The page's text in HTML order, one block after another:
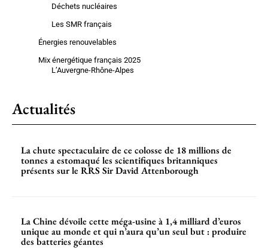
Déchets nucléaires
Les SMR français
Énergies renouvelables
Mix énergétique français 2025
L’Auvergne-Rhône-Alpes
Actualités
La chute spectaculaire de ce colosse de 18 millions de
tonnes a estomaqué les scientifiques britanniques
présents sur le RRS Sir David Attenborough
La Chine dévoile cette méga-usine à 1,4 milliard d’euros
unique au monde et qui n’aura qu’un seul but : produire
des batteries géantes